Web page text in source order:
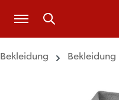
Zum Hauptinhalt springen
Bekleidung Bekleidung